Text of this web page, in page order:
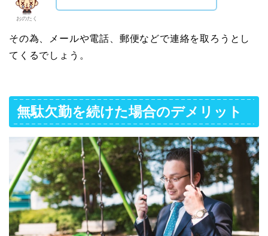
おのたく
その為、メールや電話、郵便などで連絡を取ろうとし
てくるでしょう。
無駄欠勤を続けた場合のデメリット